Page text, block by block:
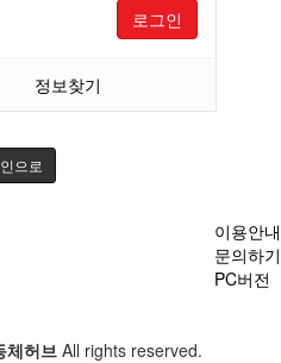
로그인
정보찾기
으로
이용안내
문의하기
PC버전
체허브 All rights reserved.